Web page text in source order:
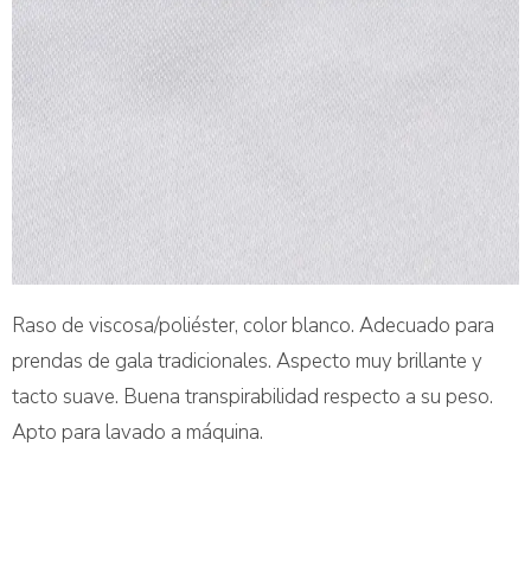
Raso de viscosa/poliéster, color blanco. Adecuado para
prendas de gala tradicionales. Aspecto muy brillante y
tacto suave. Buena transpirabilidad respecto a su peso.
Apto para lavado a máquina.